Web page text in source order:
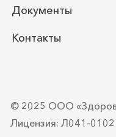
Документы
Контакты
© 2025 ООО
Лицензия: Л041-